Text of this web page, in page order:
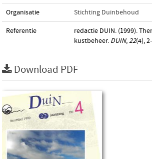
Organisatie Stichting Duinbehoud
Referentie
redactie DUIN. (1999).
kustbeheer. DUIN,22(4),
Download PDF